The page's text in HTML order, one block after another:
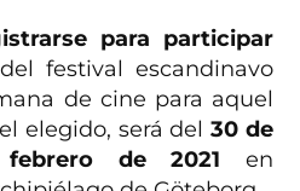
para participar
festival escandinavo
de cine para aquel
elegido, será del 30 de
de 2021 en